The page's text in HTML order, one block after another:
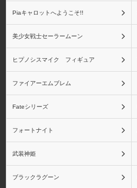
Piaキャロットへようこそ!!
美少女戦士セーラームーン
ヒプノシスマイク フィギュア
ファイアーエムブレム
Fateシリーズ
フォートナイト
武装神姫
ブラックラグーン